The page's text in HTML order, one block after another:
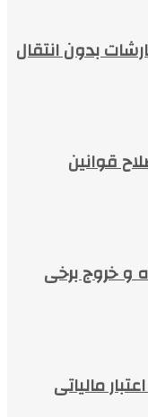
بدون انتقال
قوانین
و خروج برخی
مالیاتی